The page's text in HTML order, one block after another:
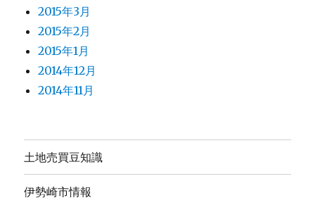
2015年3月
2015年2月
2015年1月
2014年12月
2014年11月
土地売買豆知識
伊勢崎市情報